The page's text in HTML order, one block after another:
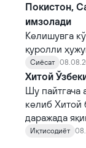
Покистон,
имзолади
Келишувга
қуролли
Сиёсат
Хитой
Шу пайтгача
келиб Хитой
даражада
Иқтисодиёт